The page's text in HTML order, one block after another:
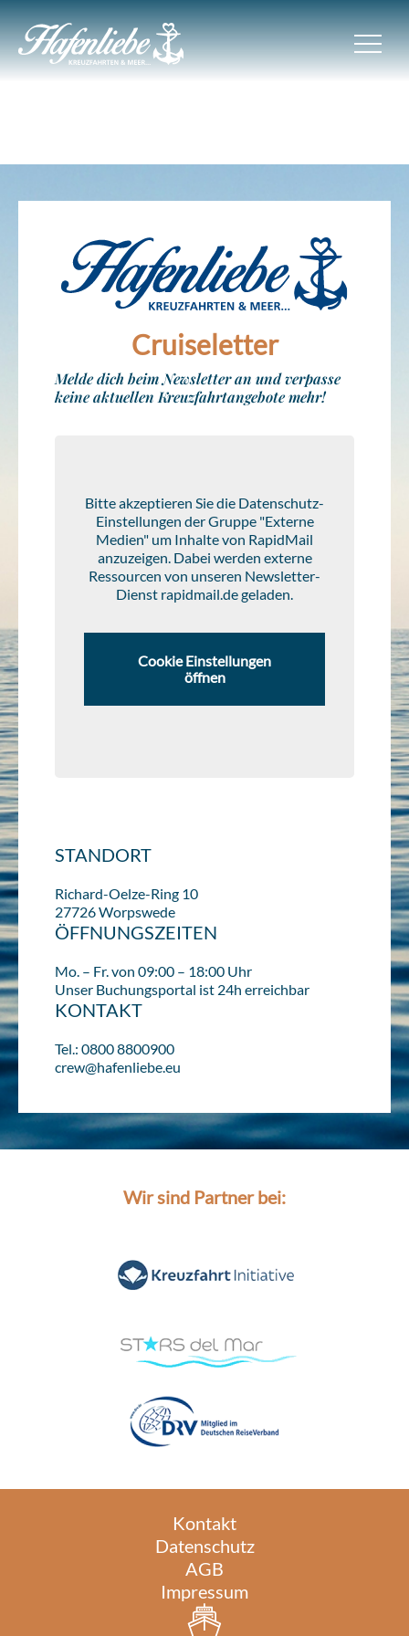
Cruiseletter
Melde dich beim Newsletter an und verpasse
keine aktuellen Kreuzfahrtangebote mehr!
Bitte akzeptieren Sie die Datenschutz-
Einstellungen der Gruppe "Externe
Medien" um Inhalte von RapidMail
anzuzeigen. Dabei werden externe
Ressourcen von unseren Newsletter-
Dienst rapidmail.de geladen.
Cookie Einstellungen
öffnen
STANDORT
Richard-Oelze-Ring 10
27726 Worpswede
ÖFFNUNGSZEITEN
Mo. – Fr. von 09:00 – 18:00 Uhr
Unser Buchungsportal ist 24h erreichbar
KONTAKT
Tel.: 0800 8800900
crew@hafenliebe.eu
Wir sind Partner bei:
Kontakt
Datenschutz
AGB
Impressum